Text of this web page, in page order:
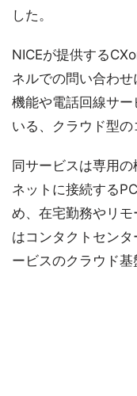
した。
NICEが提供する
ネルでの問い合わ
機能や電話回線サ
いる、クラウド型の
同サービスは専用
ネットに接続する
め、在宅勤務やリ
はコンタクトセン
ービスのクラウド基